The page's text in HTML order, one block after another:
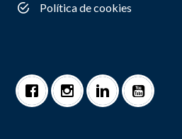
Política de cookies